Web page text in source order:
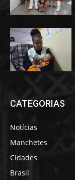
CATEGORIAS
Notícias
Manchetes
Cidades
Brasil